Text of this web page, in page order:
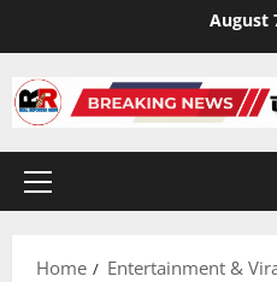
content
August
Primary
Home
Entertainment &